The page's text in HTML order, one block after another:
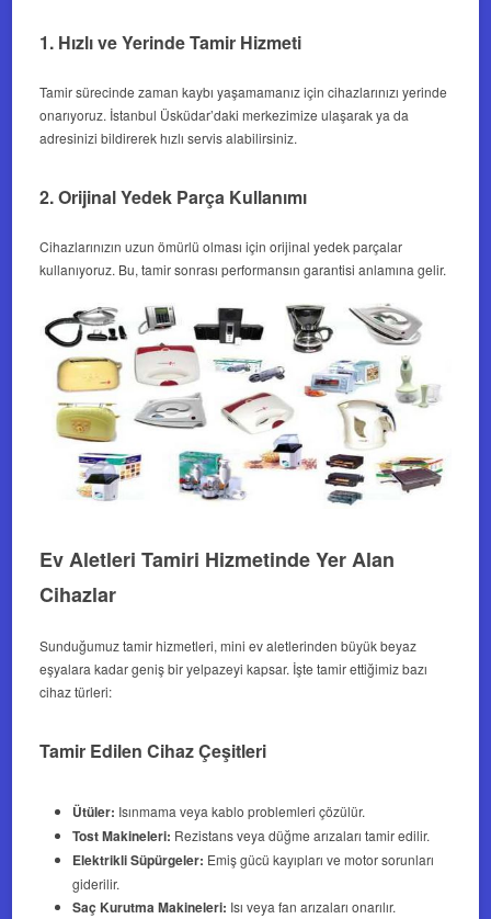
1. Hızlı ve Yerinde Tamir Hizmeti
Tamir sürecinde zaman kaybı yaşamamanız için cihazlarınızı yerinde
onarıyoruz. İstanbul Üsküdar’daki merkezimize ulaşarak ya da
adresinizi bildirerek hızlı servis alabilirsiniz.
2. Orijinal Yedek Parça Kullanımı
Cihazlarınızın uzun ömürlü olması için orijinal yedek parçalar
kullanıyoruz. Bu, tamir sonrası performansın garantisi anlamına gelir.
Ev Aletleri Tamiri Hizmetinde Yer Alan
Cihazlar
Sunduğumuz tamir hizmetleri, mini ev aletlerinden büyük beyaz
eşyalara kadar geniş bir yelpazeyi kapsar. İşte tamir ettiğimiz bazı
cihaz türleri:
Tamir Edilen Cihaz Çeşitleri
Ütüler: Isınmama veya kablo problemleri çözülür.
Tost Makineleri: Rezistans veya düğme arızaları tamir edilir.
Elektrikli Süpürgeler: Emiş gücü kayıpları ve motor sorunları
giderilir.
Saç Kurutma Makineleri: Isı veya fan arızaları onarılır.